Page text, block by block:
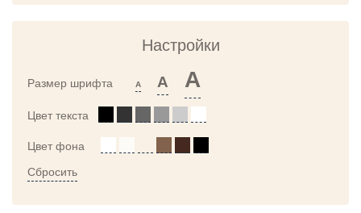
Настройки
Размер шрифта A A A
Цвет текста
Цвет фона
Сбросить